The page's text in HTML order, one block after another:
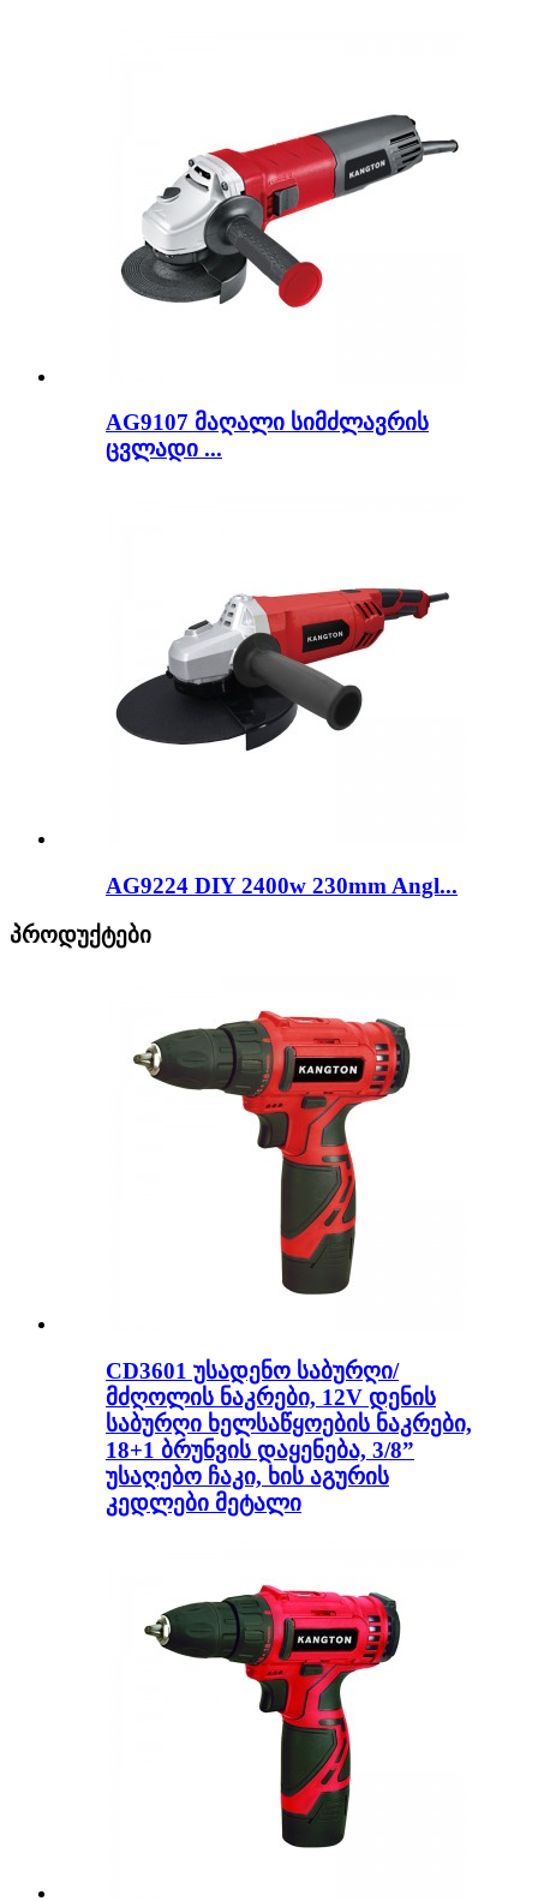
AG9107 მაღალი სიმძლავრის
ცვლადი ...
AG9224 DIY 2400w 230mm Angl...
პროდუქტები
CD3601 უსადენო საბურღი/
მძღოლის ნაკრები, 12V დენის
საბურღი ხელსაწყოების ნაკრები,
18+1 ბრუნვის დაყენება, 3/8”
უსაღებო ჩაკი, ხის აგურის
კედლები მეტალი